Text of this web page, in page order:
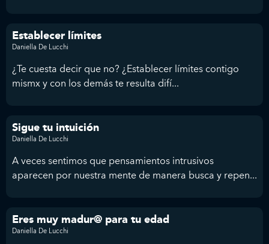
Establecer límites
Daniella De Lucchi
¿Te cuesta decir que no? ¿Establecer límites contigo
mismx y con los demás te resulta difí...
Sigue tu intuición
Daniella De Lucchi
A veces sentimos que pensamientos intrusivos
aparecen por nuestra mente de manera busca y repen...
Eres muy madur@ para tu edad
Daniella De Lucchi